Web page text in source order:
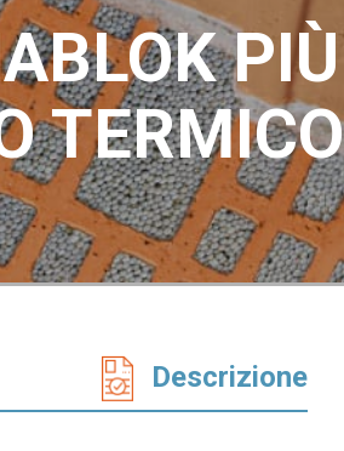
Rete commerciale
Ufficio Tecnico
News
Eventi
Mostre
Rassegna stampa
Video
Novità dall’azienda
Più High Performance
Muratura armata Danesi
PIÙ
TERMICO
Descrizione